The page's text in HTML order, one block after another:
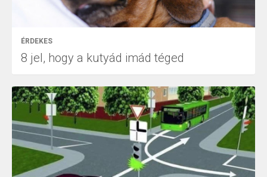
ÉRDEKES
8 jel, hogy a kutyád imád téged